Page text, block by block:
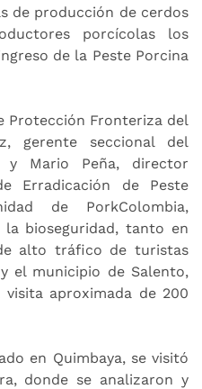
de producción de cerdos
porcícolas los
de la Peste Porcina
Protección Fronteriza del
gerente seccional del
Mario Peña, director
Erradicación de Peste
de PorkColombia,
bioseguridad, tanto en
alto tráfico de turistas
el municipio de Salento,
aproximada de 200
en Quimbaya, se visitó
donde se analizaron y